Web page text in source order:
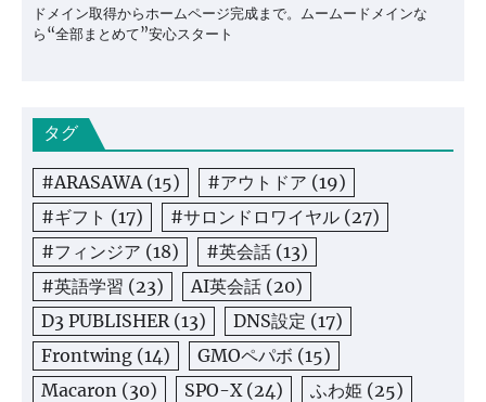
ドメイン取得からホームページ完成まで。ムームードメインな
ら“全部まとめて”安心スタート
タグ
#ARASAWA (15) #アウトドア (19)
#ギフト (17) #サロンドロワイヤル (27)
#フィンジア (18) #英会話 (13)
#英語学習 (23) AI英会話 (20)
D3 PUBLISHER (13) DNS設定 (17)
Frontwing (14) GMOペパボ (15)
Macaron (30) SPO-X (24) ふわ姫 (25)